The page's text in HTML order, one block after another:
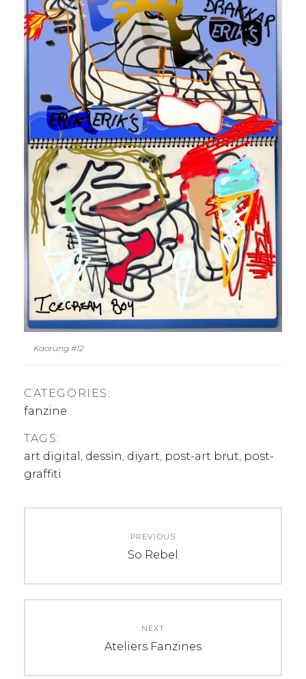
Kaorung #12
CATEGORIES:
fanzine
TAGS:
art digital , dessin, diyart, post-art brut, post-
graffiti
l’article
PREVIOUS
Previous
So Rebel
NEXT
Next
Ateliers Fanzines